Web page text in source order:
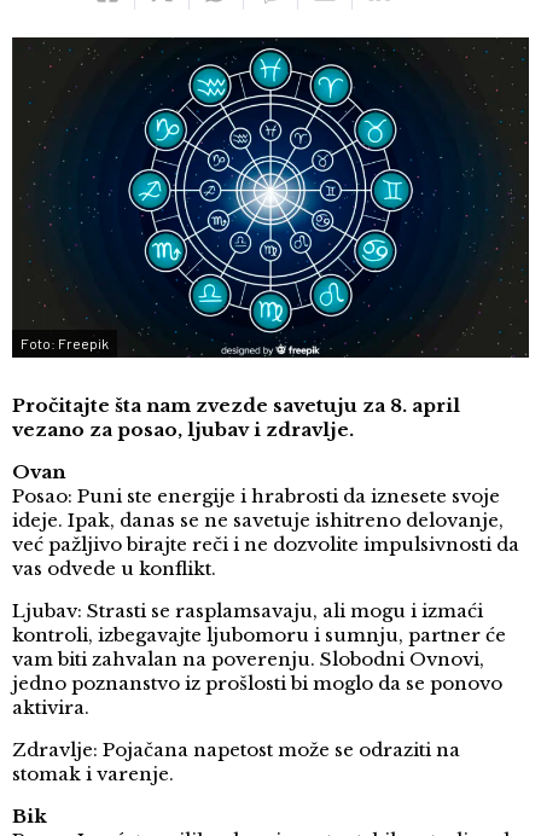
Foto: Freepik
Pročitajte šta nam zvezde savetuju za 8. april
vezano za posao, ljubav i zdravlje.
Ovan
Posao: Puni ste energije i hrabrosti da iznesete svoje
ideje. Ipak, danas se ne savetuje ishitreno delovanje,
već pažljivo birajte reči i ne dozvolite impulsivnosti da
vas odvede u konflikt.
Ljubav: Strasti se rasplamsavaju, ali mogu i izmaći
kontroli, izbegavajte ljubomoru i sumnju, partner će
vam biti zahvalan na poverenju. Slobodni Ovnovi,
jedno poznanstvo iz prošlosti bi moglo da se ponovo
aktivira.
Zdravlje: Pojačana napetost može se odraziti na
stomak i varenje.
Bik